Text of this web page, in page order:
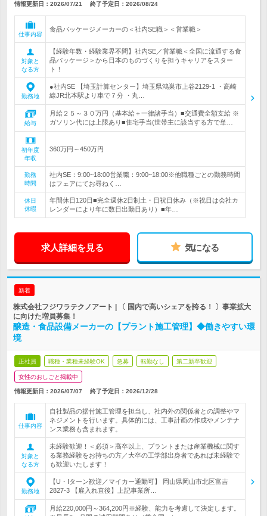
情報更新日：2026/07/21 終了予定日： 2026/08/24
仕事内容
食品パッケージメーカーの＜社内SE職＞＜営業職＞
対象と
なる方
【経験年数・経験業界不問】社内SE／営業職＜全国に流通する食
品パッケージ＞から日本のものづくりを担うキャリアをスター
ト！
勤務地
●社内SE 【埼玉計算センター】埼玉県鴻巣市上谷2129-1 ・高崎
線JR北本駅より車で７分 ・丸…
給与
月給２５～３０万円（基本給＋一律諸手当）■交通費全額支給 ※
ガソリン代には上限あり■住宅手当(世帯主に該当する方で単…
初年度
年収
360万円～450万円
勤務
時間
社内SE：9:00~18:00営業職：9:00~18:00※他職種ごとの勤務時間
はフェアにてお尋ねく…
休日
休暇
年間休日120日■完全週休2日制土・日祝日休み（※祝日は会社カ
レンダーにより年に数日出勤日あり）■年…
求人詳細を見る 気になる
新着
株式会社フジワラテクノアート | 〔 国内で高いシェアを誇る！ 〕事業拡大
に向けた増員募集！
醸造・食品設備メーカーの【プラント施工管理】◆働きやすい環
境
正社員 職種・業種未経験OK 急募 転勤なし 第二新卒歓迎
女性のおしごと掲載中
情報更新日：2026/07/07 終了予定日： 2026/12/28
仕事内容
自社製品の据付施工管理を担当し、社内外の関係者との調整やマ
ネジメントを行います。具体的には、工事計画の作成やメンテナ
ンス業務も含まれます。
対象と
なる方
未経験歓迎！＜必須＞高卒以上、プラントまたは産業機械に関す
る業務経験をお持ちの方／大卒の工学部出身者であれば未経験で
も歓迎いたします！
勤務地
【U・Iターン歓迎／マイカー通勤可】 岡山県岡山市北区富吉
2827-3 【雇入れ直後】上記事業所…
月給220,000円～364,200円※経験、能力を考慮して決定します。